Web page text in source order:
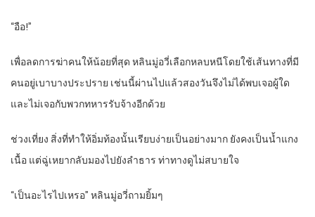
“อือ!”
เพื่อลดการฆ่าคนให้น้อยที่สุด หลินมู่อวี่เลือกหลบหนีโดยใช้เส้นทางที่มี
คนอยู่เบาบางประปราย เช่นนี้ผ่านไปแล้วสองวันจึงไม่ได้พบเจอผู้ใด
และไม่เจอกับพวกทหารรับจ้างอีกด้วย
ช่วงเที่ยง สิ่งที่ทำให้อิ่มท้องนั้นเรียบง่ายเป็นอย่างมาก ยังคงเป็นน้ำแกง
เนื้อ แต่ฉู่เหยากลับมองไปยังลำธาร ท่าทางดูไม่สบายใจ
“เป็นอะไรไปเหรอ” หลินมู่อวี่ถามยิ้มๆ